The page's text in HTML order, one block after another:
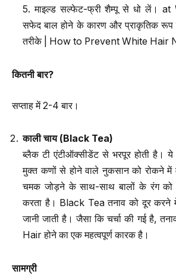
5. माइल्ड सल्फेट-फ्री शैम्पू से धो लें। at
सफेद बाल होने के कारण और प्राकृतिक
तरीके | How to Prevent White Hair
कितनी बार?
सप्ताह में 2-4 बार।
काली चाय (Black Tea)
ब्लैक टी एंटीऑक्सीडेंट से भरपूर होती है। ये
मुक्त कणों से होने वाले नुकसान को रोकने
चमक जोड़ने के साथ-साथ बालों के रंग को
करता है। Black Tea तनाव को दूर करने
जानी जाती है। जैसा कि चर्चा की गई है,
Hair होने का एक महत्वपूर्ण कारक है।
सामग्री